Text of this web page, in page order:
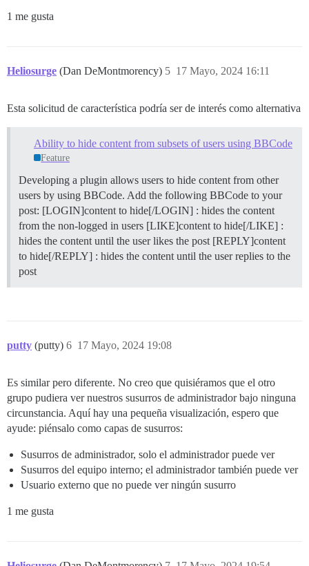
1 me gusta
Heliosurge (Dan DeMontmorency) 17 Mayo, 2024 16:11
5
Esta solicitud de característica podría ser de interés como alternativa
Ability to hide content from subsets of users using BBCode
Feature
Developing a plugin allows users to hide content from other
users by using BBCode. Add the following BBCode to your
post: [LOGIN]content to hide[/LOGIN] : hides the content
from the non-logged in users [LIKE]content to hide[/LIKE] :
hides the content until the user likes the post [REPLY]content
to hide[/REPLY] : hides the content until the user replies to the
post
putty (putty) 17 Mayo, 2024 19:08
6
Es similar pero diferente. No creo que quisiéramos que el otro
grupo pudiera ver nuestros susurros de administrador bajo ninguna
circunstancia. Aquí hay una pequeña visualización, espero que
ayude: piénsalo como capas de susurros:
Susurros de administrador, solo el administrador puede ver
Susurros del equipo interno; el administrador también puede ver
Usuario externo que no puede ver ningún susurro
1 me gusta